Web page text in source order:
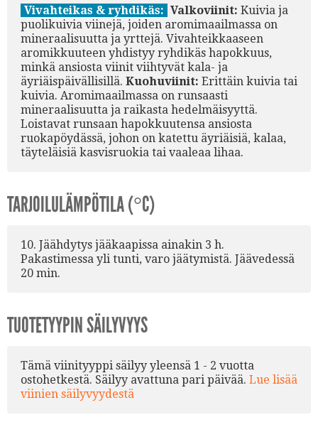
Vivahteikas & ryhdikäs: Valkoviinit: Kuivia ja
puolikuivia viinejä, joiden aromimaailmassa on
mineraalisuutta ja yrttejä. Vivahteikkaaseen
aromikkuuteen yhdistyy ryhdikäs hapokkuus,
minkä ansiosta viinit viihtyvät kala- ja
äyriäispäivällisillä. Kuohuviinit: Erittäin kuivia tai
kuivia. Aromimaailmassa on runsaasti
mineraalisuutta ja raikasta hedelmäisyyttä.
Loistavat runsaan hapokkuutensa ansiosta
ruokapöydässä, johon on katettu äyriäisiä, kalaa,
täyteläisiä kasvisruokia tai vaaleaa lihaa.
TARJOILULÄMPÖTILA (°C)
10. Jäähdytys jääkaapissa ainakin 3 h.
Pakastimessa yli tunti, varo jäätymistä. Jäävedessä
20 min.
TUOTETYYPIN SÄILYVYYS
Tämä viinityyppi säilyy yleensä 1 - 2 vuotta
ostohetkestä. Säilyy avattuna pari päivää. Lue lisää
viinien säilyvyydestä